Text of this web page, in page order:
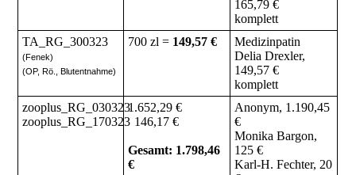
165,79 €
komplett
TA_RG_300323
(Fenek)
(OP, Rö., Blutentnahme)
700 zl = 149,57 €
Medizinpatin
Delia Drexler,
149,57 €
komplett
zooplus_RG_030323
zooplus_RG_170323
1.652,29 €
146,17 €
Gesamt: 1.798,46
€
Anonym, 1.190,45
€
Monika Bargon,
125 €
Karl-H. Fechter, 20